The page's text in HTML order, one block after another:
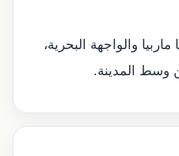
والواجهة البحرية،
وسط المدينة.